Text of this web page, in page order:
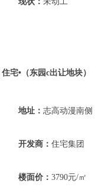
住宅•（东园c出让地块）
地址： 志高动漫南侧
开发商： 住宅集团
楼面价： 3790元/㎡